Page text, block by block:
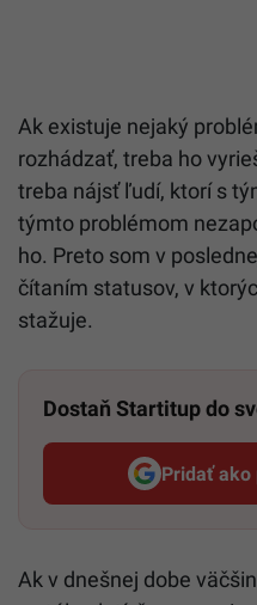
Ak existuje nejaký
rozhádzať, treba ho
treba nájsť ľudí, ktorí s
týmto problémom
ho. Preto som v
čítaním statusov, v
stažuje.
Dostaň Startitup do
Pridať ako
Ak v dnešnej dobe